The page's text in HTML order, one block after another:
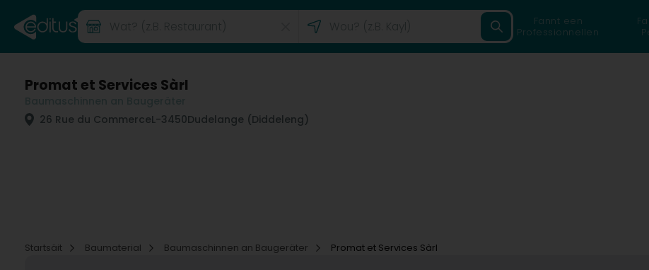
Fannt een
Professionnellen
Promat et Services Sàrl
26 Rue du CommerceL-3450Dudelange (Diddeleng)
Startsäit
Baumaterial Baumaschinnen an Baugeräter Promat et Services Sàrl